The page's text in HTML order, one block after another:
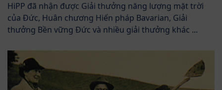
HiPP đã nhận được Giải thưởng năng lượng mặt trời
của Đức, Huân chương Hiến pháp Bavarian, Giải
thưởng Bền vững Đức và nhiều giải thưởng khác ...